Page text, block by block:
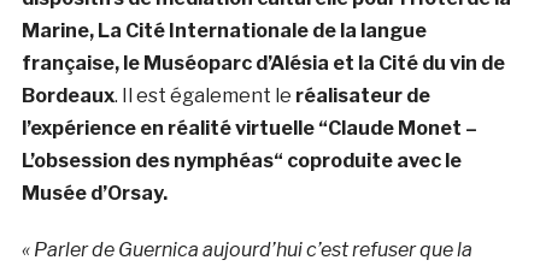
Marine, La Cité Internationale de la langue
française, le Muséoparc d’Alésia et la Cité du vin de
Bordeaux. Il est également le réalisateur de
l’expérience en réalité virtuelle “Claude Monet –
L’obsession des nymphéas“ coproduite avec le
Musée d’Orsay.
« Parler de Guernica aujourd’hui c’est refuser que la